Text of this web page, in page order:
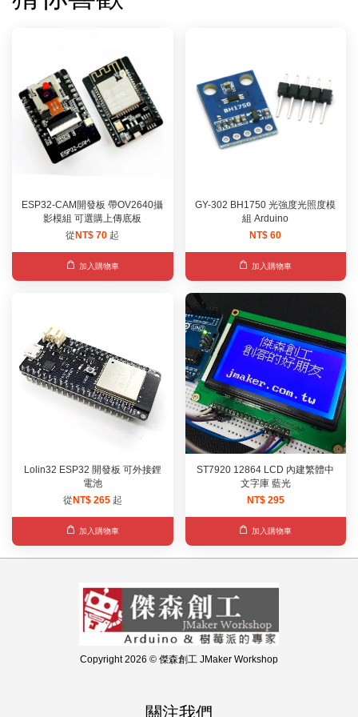
ESP32-CAM開發板 帶OV2640攝
影模組 可選購上傳底板
從NT$ 70 起
加入購物車
GY-302 BH1750 光強度光照度模
組 Arduino
NT$ 60
加入購物車
Lolin32 ESP32 開發板 可外接鋰
電池
從NT$ 265 起
加入購物車
ST7920 12864 LCD 內建繁體中
文字庫 藍光
NT$ 295
加入購物車
Copyright 2026 © 傑森創工 JMaker Workshop
關注我們